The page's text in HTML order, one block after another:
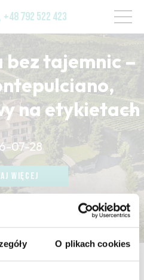
O plikach cookies
+48 792 522 423
bez tajemnic –
na etykietach
07-28
WIĘCEJ
WIĘCEJ
WIĘCEJ